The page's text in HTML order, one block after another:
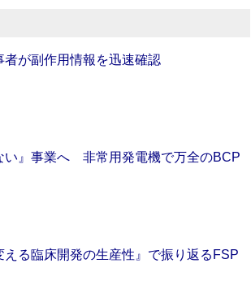
者が副作用情報を迅速確認
い』事業へ 非常用発電機で万全のBCP
える臨床開発の生産性』で振り返るFSP